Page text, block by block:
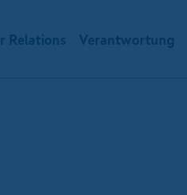
Relations Verantwortung